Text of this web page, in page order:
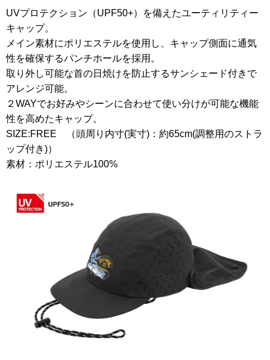
UVプロテクション（UPF50+）を備えたユーティリティー
キャップ。
メイン素材にポリエステルを使用し、キャップ側面に通気
性を確保するパンチホールを採用。
取り外し可能な首の日焼けを防止するサンシェード付きで
アレンジ可能。
２WAYでお好みやシーンに合わせて使い分けが可能な機能
性を高めたキャップ。
SIZE:FREE （頭周り内寸(実寸)：約65cm(調整用のストラ
ップ付き)）
素材：ポリエステル100%